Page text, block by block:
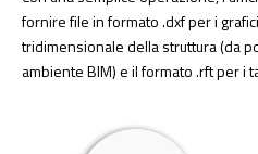
fornire file in formato .dxf per i
tridimensionale della struttura (da
ambiente BIM) e il formato .rft per i